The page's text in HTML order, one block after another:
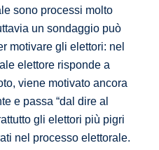
sono processi molto
un sondaggio può
motivare gli elettori: nel
elettore risponde a
viene motivato ancora
e passa “dal dire al
gli elettori più pigri
nel processo elettorale.